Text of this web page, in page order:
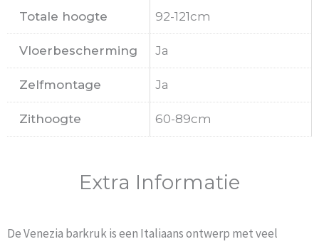
Totale hoogte 92-121cm
Vloerbescherming Ja
Zelfmontage Ja
Zithoogte 60-89cm
Extra Informatie
De Venezia barkruk is een Italiaans ontwerp met veel